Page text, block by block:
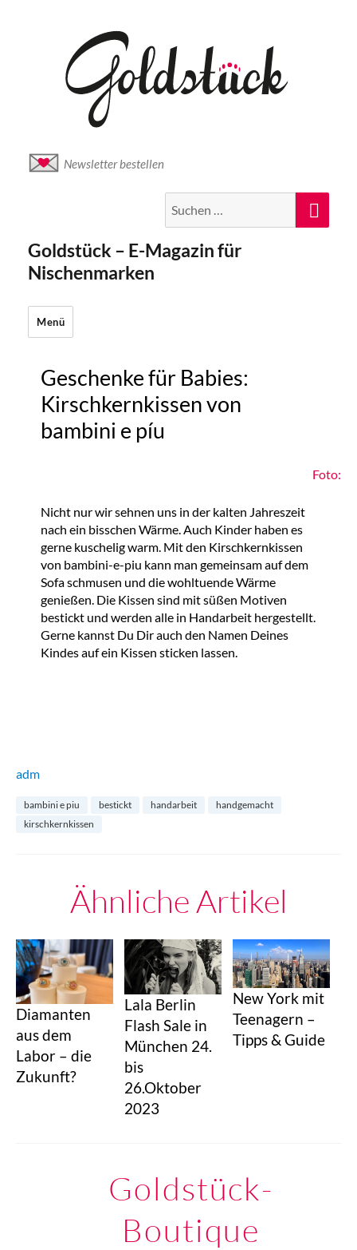
Newsletter bestellen
nach:
Goldstück – E-Magazin für
Nischenmarken
Menü
Geschenke für Babies:
Kirschkernkissen von
bambini e píu
Foto:
Nicht nur wir sehnen uns in der kalten Jahreszeit
nach ein bisschen Wärme. Auch Kinder haben es
gerne kuschelig warm. Mit den Kirschkernkissen
von bambini-e-piu kann man gemeinsam auf dem
Sofa schmusen und die wohltuende Wärme
genießen. Die Kissen sind mit süßen Motiven
bestickt und werden alle in Handarbeit hergestellt.
Gerne kannst Du Dir auch den Namen Deines
Kindes auf ein Kissen sticken lassen.
adm
bambini e piu bestickt handarbeit
handgemacht
kirschkernkissen
Ähnliche Artikel
Diamanten
aus dem
Labor – die
Zukunft?
Lala Berlin
Flash Sale in
München 24.
bis
26.Oktober
2023
New York mit
Teenagern –
Tipps & Guide
Goldstück-
Boutique